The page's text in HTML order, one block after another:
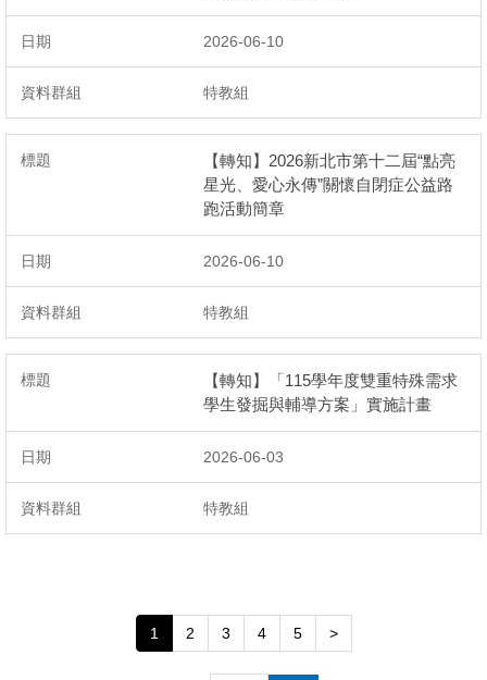
2026-06-10
特教組
【轉知】2026新北市第十二屆“點亮
星光、愛心永傳”關懷自閉症公益路
跑活動簡章
2026-06-10
特教組
【轉知】「115學年度雙重特殊需求
學生發掘與輔導方案」實施計畫
2026-06-03
特教組
1 2 3 4 5 >